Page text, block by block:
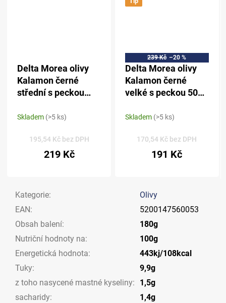
Delta Morea olivy
Kalamon černé
střední s peckou
Skladem (>5 ks)
195,54 Kč bez DPH
219 Kč
239 Kč –20 %
Delta Morea olivy
Kalamon černé
velké s peckou 500
Skladem (>5 ks)
170,54 Kč bez DPH
191 Kč
Kategorie:
Olivy
EAN:
5200147560053
Obsah balení:
180g
Nutriční hodnoty na:
100g
Energetická hodnota:
443kj/108kcal
Tuky:
9,9g
z toho nasycené mastné kyseliny:
1,5g
sacharidy:
1,4g